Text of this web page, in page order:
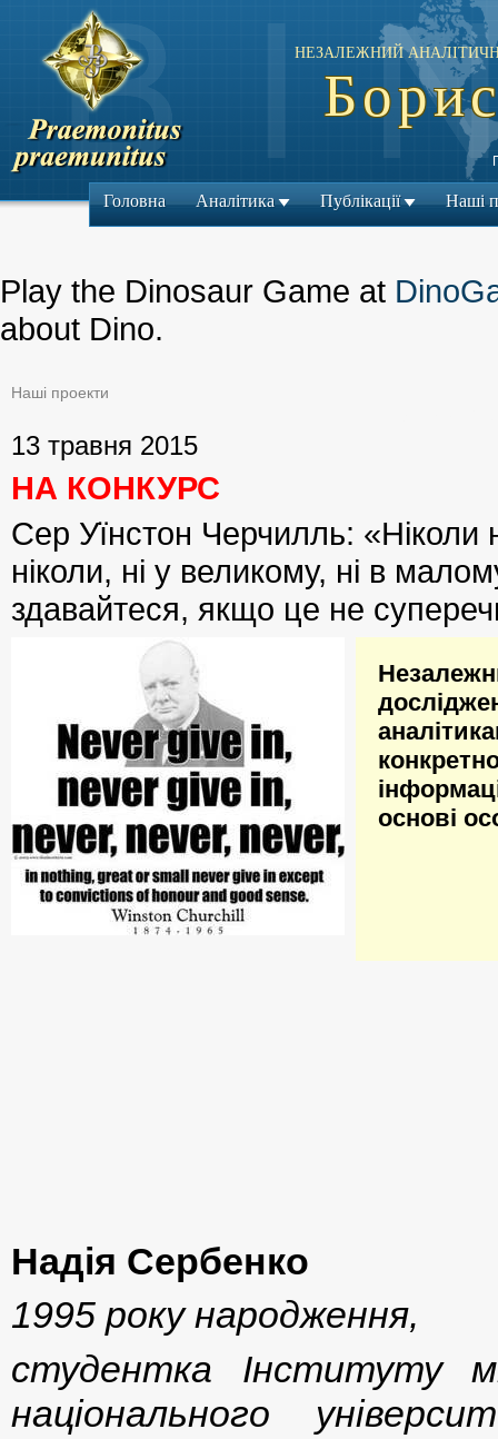
НЕЗАЛЕЖНИЙ
Головна Аналітика Публікації Наші
Play the Dinosaur Game at
about Dino.
Наші проекти
13 травня 2015
НА КОНКУРС
Сер Уїнстон Черчилль: «Ніколи
ніколи, ні у великому, ні в
здавайтеся, якщо це не
основі
Надія Сербенко
1995 року народження,
студентка Інституту
національного